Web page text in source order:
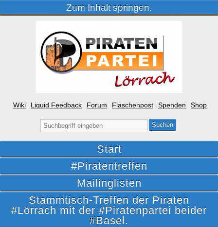
Zum Inhalt springen.
Wiki Liquid Feedback Forum Flaschenpost Spenden Shop
Suche
nach:
Start
#Piratentreffen
Mailinglisten
Stammtisch-Treffen der Piraten
#Lörrach mit der #Piratenpartei beider
#Basel.